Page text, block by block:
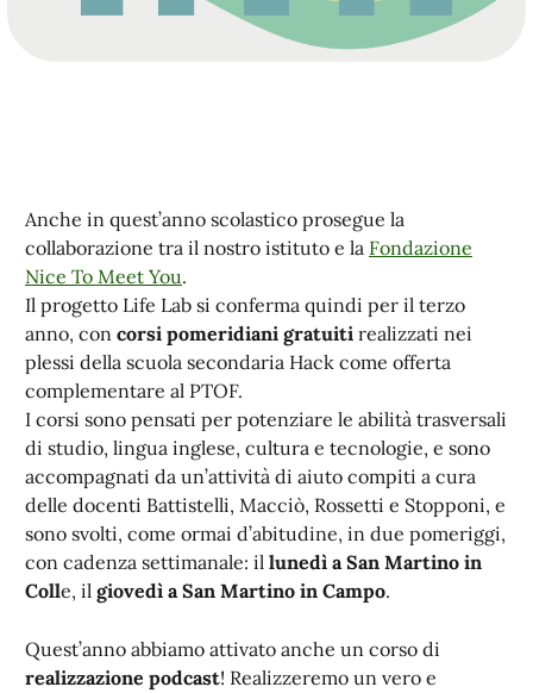
Anche in quest’anno scolastico prosegue la
collaborazione tra il nostro istituto e la Fondazione
Nice To Meet You.
Il progetto Life Lab si conferma quindi per il terzo
anno, con corsi pomeridiani gratuiti realizzati nei
plessi della scuola secondaria Hack come offerta
complementare al PTOF.
I corsi sono pensati per potenziare le abilità trasversali
di studio, lingua inglese, cultura e tecnologie, e sono
accompagnati da un’attività di aiuto compiti a cura
delle docenti Battistelli, Macciò, Rossetti e Stopponi, e
sono svolti, come ormai d’abitudine, in due pomeriggi,
con cadenza settimanale: il lunedì a San Martino in
Colle, il giovedì a San Martino in Campo.
Quest’anno abbiamo attivato anche un corso di
realizzazione podcast! Realizzeremo un vero e